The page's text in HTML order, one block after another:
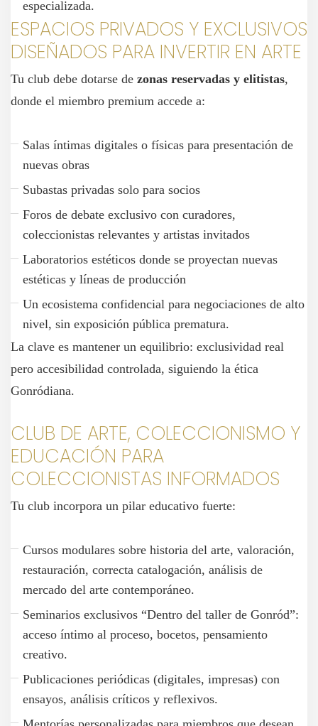
especializada.
ESPACIOS PRIVADOS Y EXCLUSIVOS
DISEÑADOS PARA INVERTIR EN ARTE
Tu club debe dotarse de zonas reservadas y elitistas,
donde el miembro premium accede a:
Salas íntimas digitales o físicas para presentación de
nuevas obras
Subastas privadas solo para socios
Foros de debate exclusivo con curadores,
coleccionistas relevantes y artistas invitados
Laboratorios estéticos donde se proyectan nuevas
estéticas y líneas de producción
Un ecosistema confidencial para negociaciones de alto
nivel, sin exposición pública prematura.
La clave es mantener un equilibrio: exclusividad real
pero accesibilidad controlada, siguiendo la ética
Gonródiana.
CLUB DE ARTE, COLECCIONISMO Y
EDUCACIÓN PARA
COLECCIONISTAS INFORMADOS
Tu club incorpora un pilar educativo fuerte:
Cursos modulares sobre historia del arte, valoración,
restauración, correcta catalogación, análisis de
mercado del arte contemporáneo.
Seminarios exclusivos “Dentro del taller de Gonród”:
acceso íntimo al proceso, bocetos, pensamiento
creativo.
Publicaciones periódicas (digitales, impresas) con
ensayos, análisis críticos y reflexivos.